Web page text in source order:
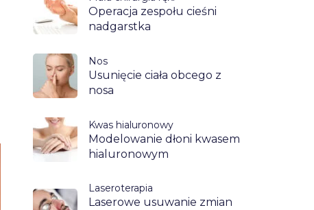
Operacja zespołu cieśni
nadgarstka
Nos
Usunięcie ciała obcego z
nosa
Kwas hialuronowy
Modelowanie dłoni kwasem
hialuronowym
Laseroterapia
Laserowe usuwanie zmian